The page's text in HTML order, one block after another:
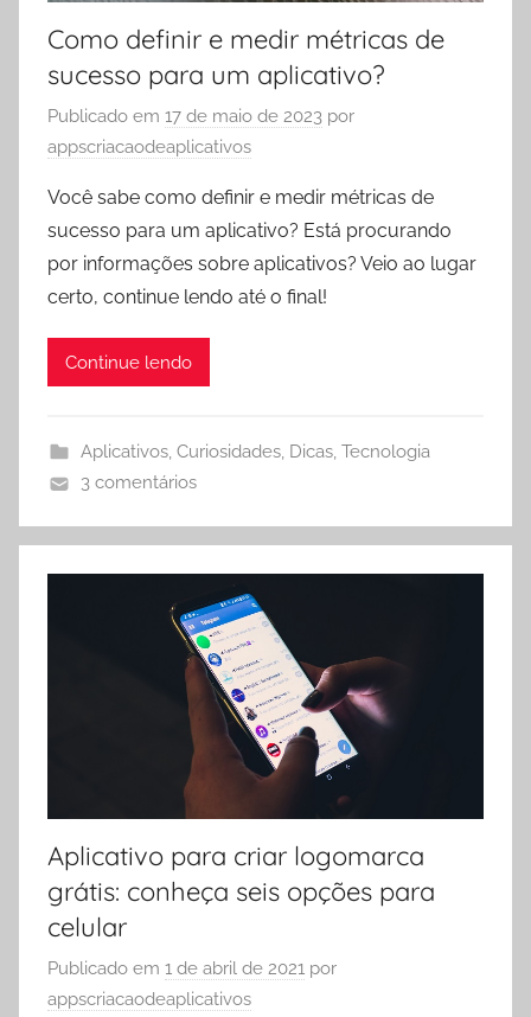
Como definir e medir métricas de
sucesso para um aplicativo?
Publicado em 17 de maio de 2023 por
appscriacaodeaplicativos
Você sabe como definir e medir métricas de
sucesso para um aplicativo? Está procurando
por informações sobre aplicativos? Veio ao lugar
certo, continue lendo até o final!
Continue lendo
Aplicativos, Curiosidades, Dicas, Tecnologia
3 comentários
Aplicativo para criar logomarca
grátis: conheça seis opções para
celular
Publicado em 1 de abril de 2021 por
appscriacaodeaplicativos